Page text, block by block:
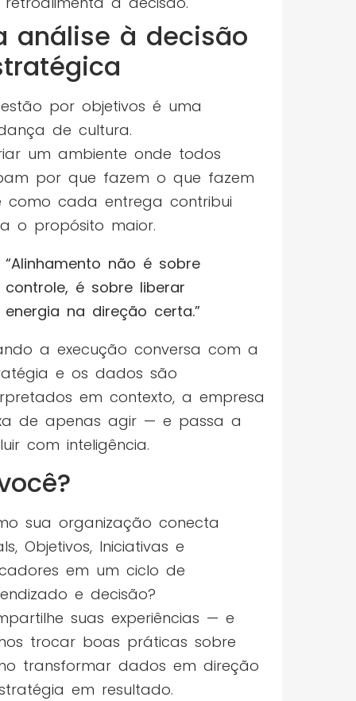
análise à decisão
por objetivos é uma
de cultura.
um ambiente onde todos
por que fazem o que fazem
cada entrega contribui
o propósito maior.
“Alinhamento não é sobre
controle, é sobre liberar
energia na direção certa.”
a execução conversa com a
e os dados são
em contexto, a empresa
de apenas agir — e passa a
com inteligência.
sua organização conecta
Objetivos, Iniciativas e
em um ciclo de
e decisão?
suas experiências — e
trocar boas práticas sobre
transformar dados em direção
em resultado.